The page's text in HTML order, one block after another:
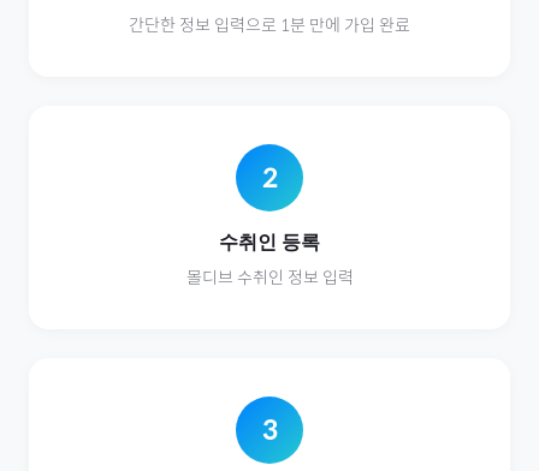
간단한 정보 입력으로 1분 만에 가입 완료
2
수취인 등록
몰디브 수취인 정보 입력
3